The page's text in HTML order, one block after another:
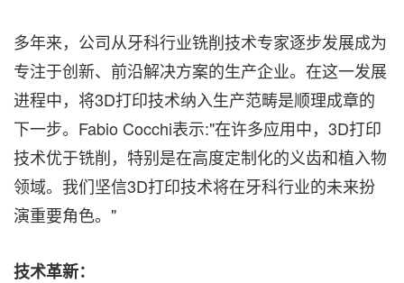
多年来，公司从牙科行业铣削技术专家逐步发展成为
专注于创新、前沿解决方案的生产企业。在这一发展
进程中，将3D打印技术纳入生产范畴是顺理成章的
下一步。Fabio Cocchi表示:"在许多应用中，3D打印
技术优于铣削，特别是在高度定制化的义齿和植入物
领域。我们坚信3D打印技术将在牙科行业的未来扮
演重要角色。"
技术革新：